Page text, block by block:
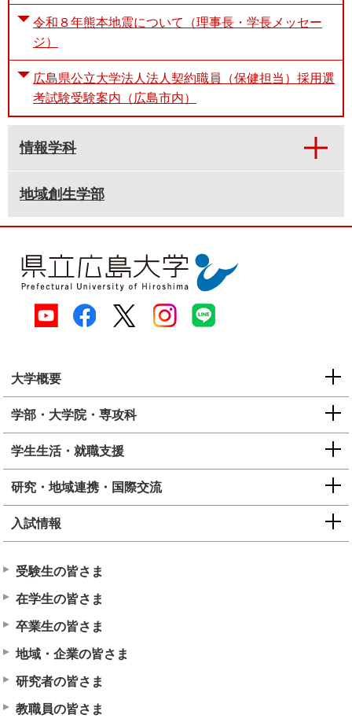
令和８年熊本地震について（理事長・学長メッセー
ジ）
広島県公立大学法人法人契約職員（保健担当）採用選
考試験受験案内（広島市内）
情報学科
地域創生学部
大学概要
学部・大学院・専攻科
学生生活・就職支援
研究・地域連携・国際交流
入試情報
受験生の皆さま
在学生の皆さま
卒業生の皆さま
地域・企業の皆さま
研究者の皆さま
教職員の皆さま